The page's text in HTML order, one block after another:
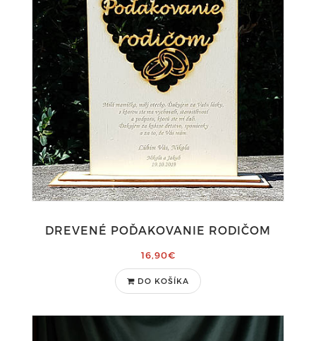
DREVENÉ POĎAKOVANIE RODIČOM
16,90€
DO KOŠÍKA